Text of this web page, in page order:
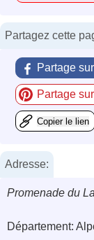
Partagez cette
Partage
Partage
Copier le lien
Adresse:
Promenade du
Département: